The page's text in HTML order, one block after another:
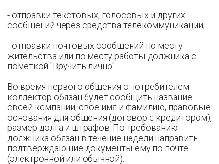
- отправки текстовых, голосовых и других
сообщений через средства телекоммуникации;
- отправки почтовых сообщений по месту
жительства или по месту работы должника с
пометкой "Вручить лично".
Во время первого общения с потребителем
коллектор обязан будет сообщить название
своей компании, свое имя и фамилию, правовые
основания для общения (договор с кредитором),
размер долга и штрафов. По требованию
должника обязан в течение недели направить
подтверждающие документы ему по почте
(электронной или обычной).